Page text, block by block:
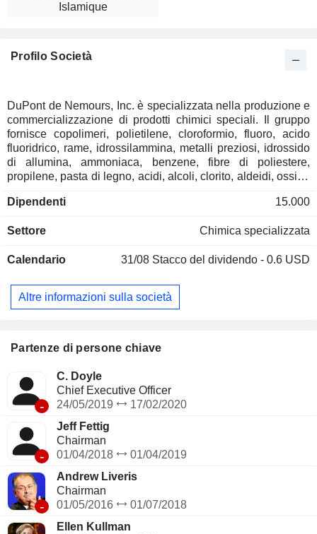
Islamique
Profilo Società
DuPont de Nemours, Inc. è specializzata nella produzione e
commercializzazione di prodotti chimici speciali. Il gruppo
fornisce copolimeri, polietilene, cloroformio, fluoro, acido
fluoridrico, rame, idrossilammina, metalli preziosi, idrossido
di allumina, ammoniaca, benzene, fibre di poliestere,
propilene, pasta di legno, acidi, alcoli, clorito, aldeidi, ossido
geograficamente come segue: Stati Uniti (46,5%),
America Latina (4,8%) e Canada (3,3%).
Dipendenti 15.000
Settore Chimica specializzata
Calendario 31/08 Stacco del dividendo - 0.6 USD
Altre informazioni sulla società
Partenze di persone chiave
-
C. Doyle
Chief Executive Officer
24/05/2019
17/02/2020
-
Jeff Fettig
Chairman
01/04/2018
01/04/2019
-
Andrew Liveris
Chairman
01/05/2016
01/07/2018
Ellen Kullman